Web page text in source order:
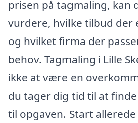
prisen på tagmaling, kan
vurdere, hvilke tilbud der
og hvilket firma der
behov. Tagmaling i Lille
ikke at være en
du tager dig tid til at
til opgaven. Start